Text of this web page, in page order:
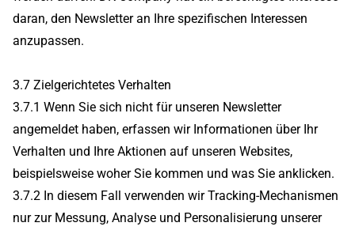
daran, den Newsletter an Ihre spezifischen Interessen
anzupassen.
3.7 Zielgerichtetes Verhalten
3.7.1 Wenn Sie sich nicht für unseren Newsletter
angemeldet haben, erfassen wir Informationen über Ihr
Verhalten und Ihre Aktionen auf unseren Websites,
beispielsweise woher Sie kommen und was Sie anklicken.
3.7.2 In diesem Fall verwenden wir Tracking-Mechanismen
nur zur Messung, Analyse und Personalisierung unserer